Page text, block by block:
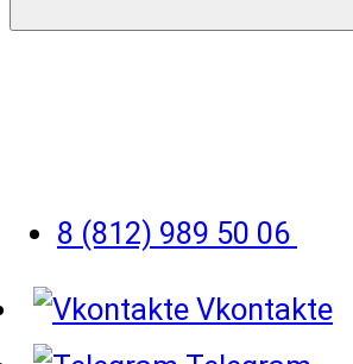
8 (812) 989 50 06
Vkontakte